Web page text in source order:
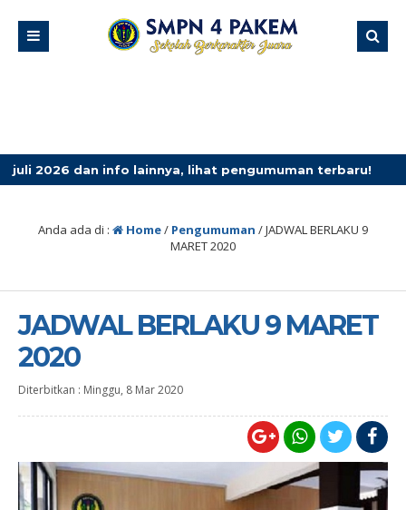
info lainnya, lihat pengumuman terbaru! 1 bulan
Anda ada di : Home/ Pengumuman /JADWAL BERLAKU 9
MARET 2020
JADWAL BERLAKU 9 MARET
2020
Diterbitkan : Minggu, 8 Mar 2020